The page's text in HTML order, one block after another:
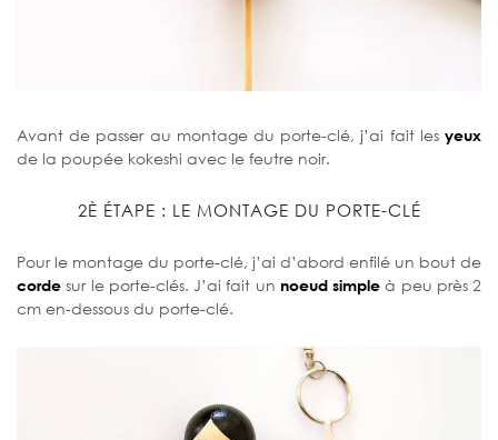
Avant de passer au montage du porte-clé, j’ai fait les yeux
de la poupée kokeshi avec le feutre noir.
2È ÉTAPE : LE MONTAGE DU PORTE-CLÉ
Pour le montage du porte-clé, j’ai d’abord enfilé un bout de
corde sur le porte-clés. J’ai fait un noeud simple à peu près 2
cm en-dessous du porte-clé.